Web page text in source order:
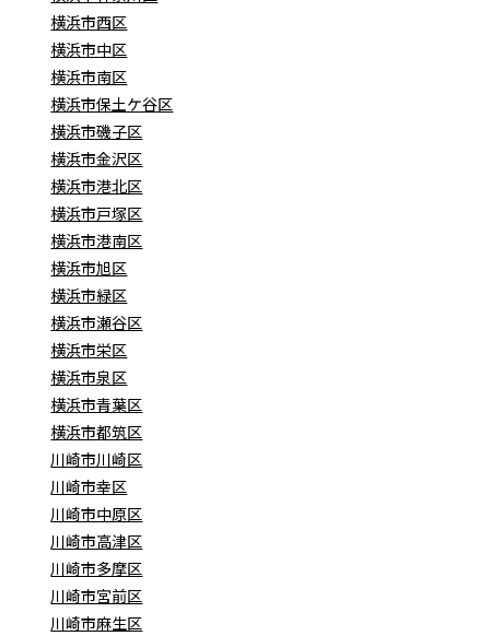
横浜市西区
横浜市中区
横浜市南区
横浜市保土ケ谷区
横浜市磯子区
横浜市金沢区
横浜市港北区
横浜市戸塚区
横浜市港南区
横浜市旭区
横浜市緑区
横浜市瀬谷区
横浜市栄区
横浜市泉区
横浜市青葉区
横浜市都筑区
川崎市川崎区
川崎市幸区
川崎市中原区
川崎市高津区
川崎市多摩区
川崎市宮前区
川崎市麻生区